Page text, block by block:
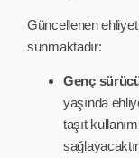
Güncellenen
sunmaktadır:
Genç
yaşında
taşıt